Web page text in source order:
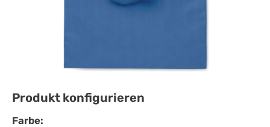
Produkt konfigurieren
Farbe: